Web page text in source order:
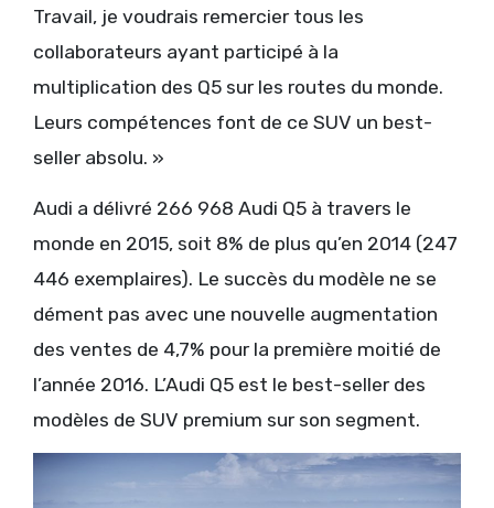
Travail, je voudrais remercier tous les
collaborateurs ayant participé à la
multiplication des Q5 sur les routes du monde.
Leurs compétences font de ce SUV un best-
seller absolu. »
Audi a délivré 266 968 Audi Q5 à travers le
monde en 2015, soit 8% de plus qu’en 2014 (247
446 exemplaires). Le succès du modèle ne se
dément pas avec une nouvelle augmentation
des ventes de 4,7% pour la première moitié de
l’année 2016. L’Audi Q5 est le best-seller des
modèles de SUV premium sur son segment.